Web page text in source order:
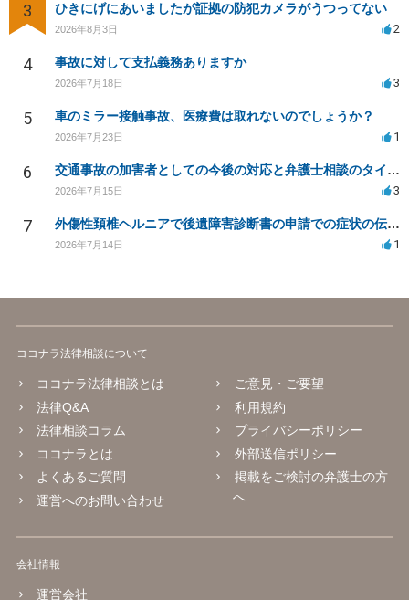
3 ひきにげにあいましたが証拠の防犯カメラがうつってない
2026年8月3日 2
4 事故に対して支払義務ありますか
2026年7月18日 3
5 車のミラー接触事故、医療費は取れないのでしょうか？
2026年7月23日 1
6 交通事故の加害者としての今後の対応と弁護士相談のタイミングは？
2026年7月15日 3
7 外傷性頚椎ヘルニアで後遺障害診断書の申請での症状の伝え方等
2026年7月14日 1
ココナラ法律相談について
ココナラ法律相談とは
法律Q&A
法律相談コラム
ココナラとは
よくあるご質問
運営へのお問い合わせ
ご意見・ご要望
利用規約
プライバシーポリシー
外部送信ポリシー
掲載をご検討の弁護士の方
へ
会社情報
運営会社